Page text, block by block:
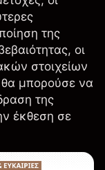
της
οι
στοιχείων
μπορούσε να
της
έκθεση σε